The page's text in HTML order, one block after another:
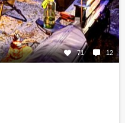
71 12